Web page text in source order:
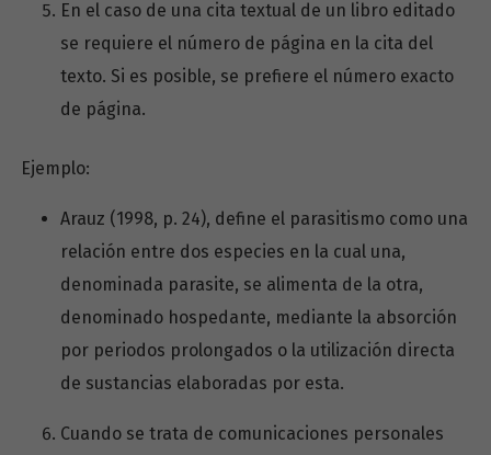
En el caso de una cita textual de un libro editado
se requiere el número de página en la cita del
texto. Si es posible, se prefiere el número exacto
de página.
Ejemplo:
Arauz (1998, p. 24), define el parasitismo como una
relación entre dos especies en la cual una,
denominada parasite, se alimenta de la otra,
denominado hospedante, mediante la absorción
por periodos prolongados o la utilización directa
de sustancias elaboradas por esta.
Cuando se trata de comunicaciones personales